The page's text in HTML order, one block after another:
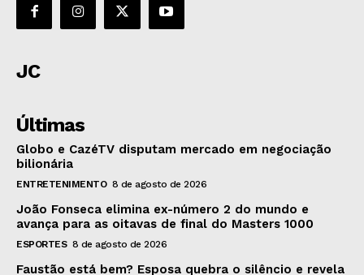
JC
Últimas
Globo e CazéTV disputam mercado em negociação
bilionária
ENTRETENIMENTO 8 de agosto de 2026
João Fonseca elimina ex-número 2 do mundo e
avança para as oitavas de final do Masters 1000
ESPORTES 8 de agosto de 2026
Faustão está bem? Esposa quebra o silêncio e revela